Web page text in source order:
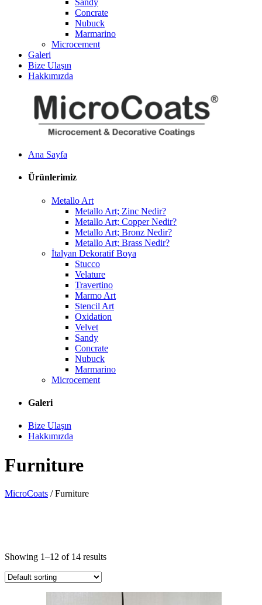
Sandy
Concrate
Nubuck
Marmarino
Microcement
Galeri
Bize Ulaşın
Hakkımızda
Ana Sayfa
Ürünlerimiz
Metallo Art
Metallo Art; Zinc Nedir?
Metallo Art; Copper Nedir?
Metallo Art; Bronz Nedir?
Metallo Art; Brass Nedir?
İtalyan Dekoratif Boya
Stucco
Velature
Travertino
Marmo Art
Stencil Art
Oxidation
Velvet
Sandy
Concrate
Nubuck
Marmarino
Microcement
Galeri
Bize Ulaşın
Hakkımızda
Furniture
MicroCoats /Furniture
Showing 1–12 of 14 results